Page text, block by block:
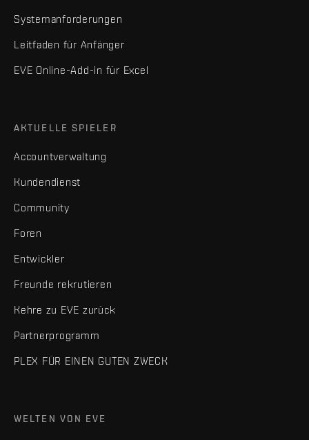
Systemanforderungen
Leitfaden für Anfänger
EVE Online-Add-in für Excel
AKTUELLE SPIELER
Accountverwaltung
Kundendienst
Community
Foren
Entwickler
Freunde rekrutieren
Kehre zu EVE zurück
Partnerprogramm
PLEX FÜR EINEN GUTEN ZWECK
WELTEN VON EVE